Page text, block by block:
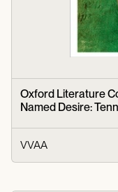
Oxford Literature
Named Desire:
VVAA